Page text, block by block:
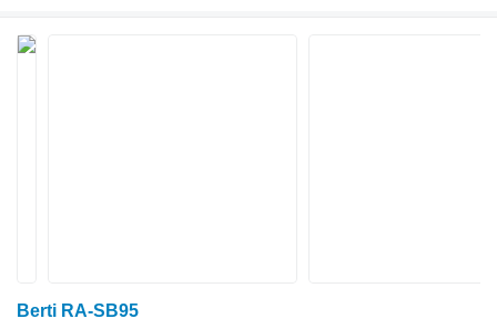
Berti RA-SB95